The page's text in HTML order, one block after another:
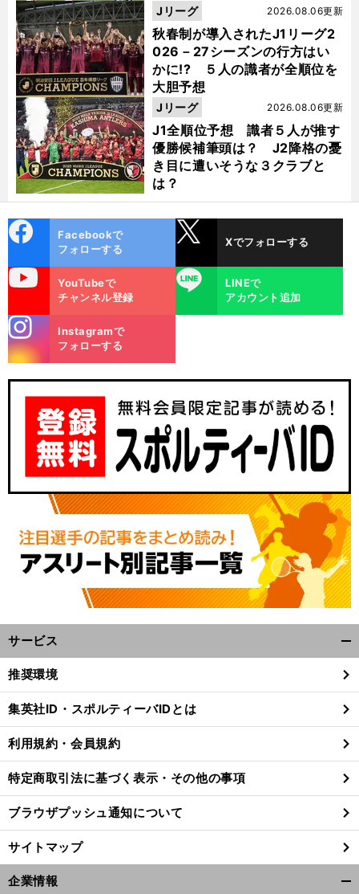
。
.
秋春制が導入されたJ1リーグ2
026－27シーズンの行方はい
かに!? ５人の識者が全順位を
大胆予想
2026.08.06更新
Jリーグ
J1全順位予想 識者５人が推す
優勝候補筆頭は？ J2降格の憂
き目に遭いそうな３クラブと
は？
2026.08.06更新
Jリーグ
ok
Facebookで
フォローする
Xでフォローする
YouTubeで
チャンネル登録
LINE
LINEで
アカウント追加
m
Instagramで
フォローする
サービス
閉
る
推奨環境
集英社ID・スポルティーバIDとは
利用規約・会員規約
特定商取引法に基づく表示・その他の事項
ブラウザプッシュ通知について
サイトマップ
企業情報